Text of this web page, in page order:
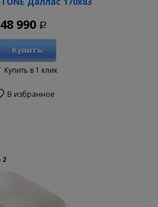
48 990 Р
Купить
Купить в 1 клик
В избранное
2